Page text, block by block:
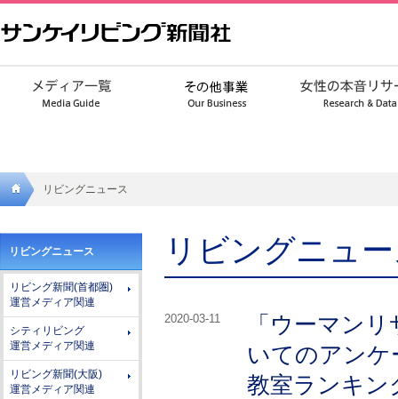
イリビ
ング新
聞社
リビングニュース
リビングニュース
リビング新聞(首都圏)
運営メディア関連
シティリビング
運営メディア関連
リビング新聞(大阪)
運営メディア関連
リビングニュ
2020-03-11
「ウーマン
いてのアン
教室ランキン